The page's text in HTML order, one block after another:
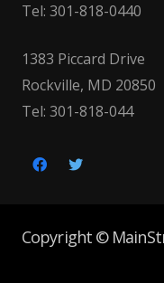
Tel: 301-818-0440
1383 Piccard Drive
Rockville, MD 20850
Tel: 301-818-044
Copyright ©